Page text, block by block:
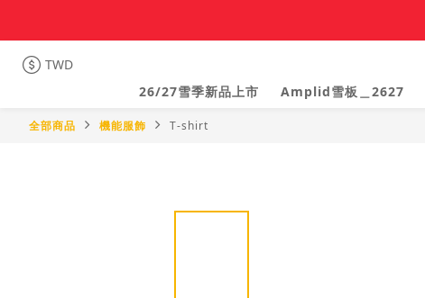
TWD
26/27雪季新品上市
Amplid雪板＿2627
全部商品 機能服飾 T-shirt